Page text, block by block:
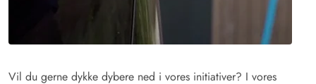
Vil du gerne dykke dybere ned i vores initiativer? I vores